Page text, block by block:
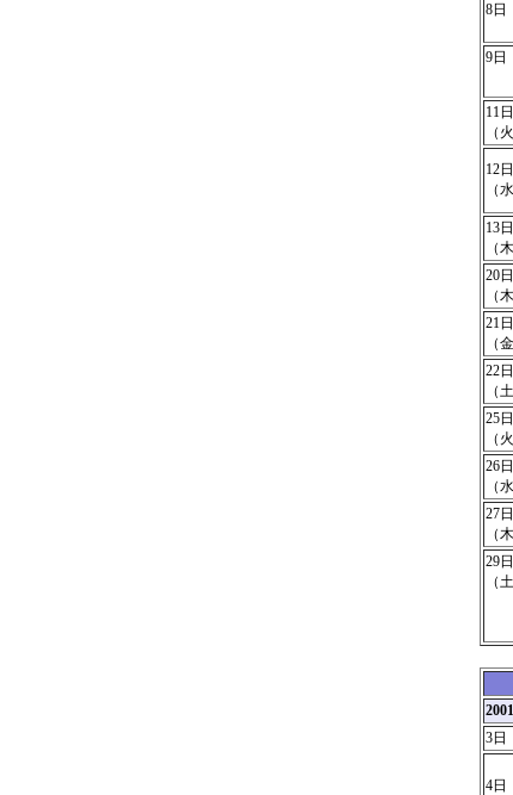
8日
9日
11日
（
12日
（
13日
（
20日
（
21日
（
22日
（
25日
（
26日
（
27日
（
29日
（
3日
4日